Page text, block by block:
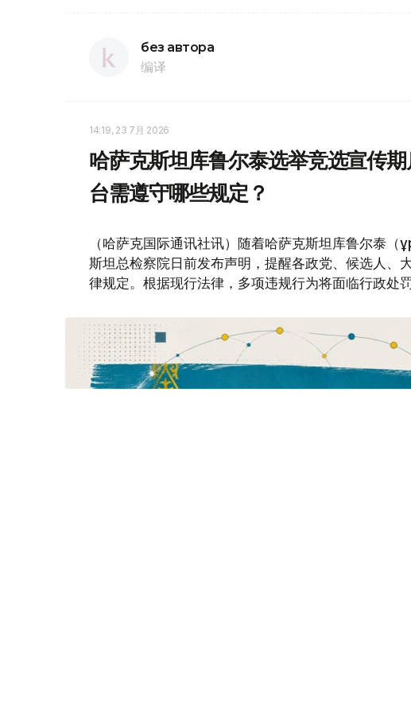
без автора
编译
14:19, 23 7月 2026
哈萨克斯坦库鲁尔泰选举竞选宣传
台需遵守哪些规定？
（哈萨克国际通讯社讯）随着哈萨克斯坦库鲁尔泰
斯坦总检察院日前发布声明，提醒各政党、候选人、
律规定。根据现行法律，多项违规行为将面临行政处罚